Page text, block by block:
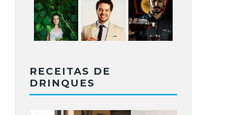
RECEITAS DE
DRINQUES